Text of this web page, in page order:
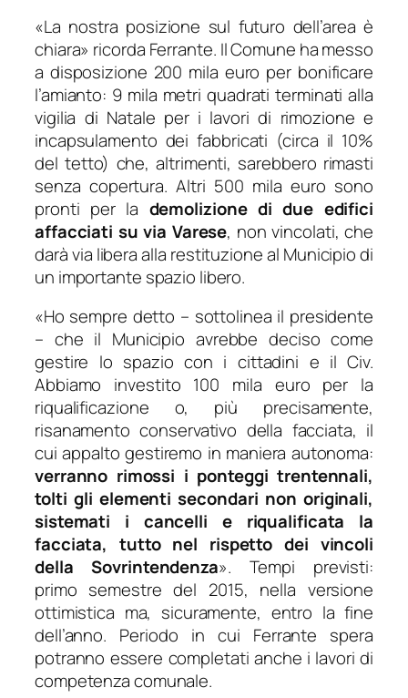
«La nostra posizione sul futuro dell’area è
chiara» ricorda Ferrante. Il Comune ha messo
a disposizione 200 mila euro per bonificare
l’amianto: 9 mila metri quadrati terminati alla
vigilia di Natale per i lavori di rimozione e
incapsulamento dei fabbricati (circa il 10%
del tetto) che, altrimenti, sarebbero rimasti
senza copertura. Altri 500 mila euro sono
pronti per la demolizione di due edifici
affacciati su via Varese, non vincolati, che
darà via libera alla restituzione al Municipio di
un importante spazio libero.
«Ho sempre detto – sottolinea il presidente
– che il Municipio avrebbe deciso come
gestire lo spazio con i cittadini e il Civ.
Abbiamo investito 100 mila euro per la
riqualificazione o, più precisamente,
risanamento conservativo della facciata, il
cui appalto gestiremo in maniera autonoma:
verranno rimossi i ponteggi trentennali,
tolti gli elementi secondari non originali,
sistemati i cancelli e riqualificata la
facciata, tutto nel rispetto dei vincoli
della Sovrintendenza». Tempi previsti:
primo semestre del 2015, nella versione
ottimistica ma, sicuramente, entro la fine
dell’anno. Periodo in cui Ferrante spera
potranno essere completati anche i lavori di
competenza comunale.